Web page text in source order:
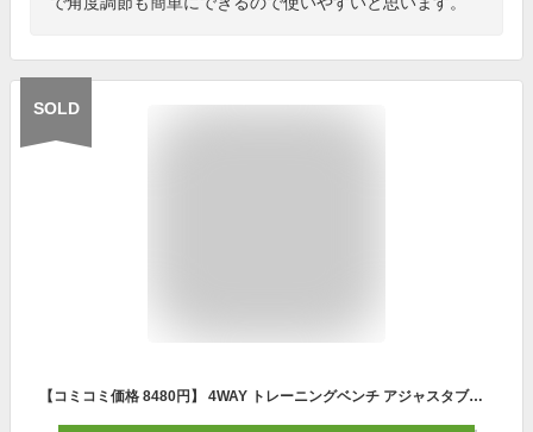
SOLD
【コミコミ価格 8480円】 4WAY トレーニングベンチ アジャスタブルベンチ インクラインベンチ フラットベンチ ダンベル トレーニング ベンチ ベンチプレス ホームジム 腹筋台 折りたたみ椅子 腹筋 背筋 折りたたみ 自宅 コンパクト 角度調整